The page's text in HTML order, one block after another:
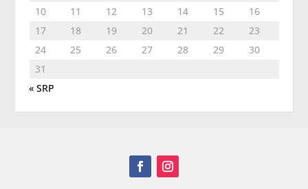
10
11 12 13 14 15
16
17
18 19 20 21 22
23
24
25 26 27 28 29
30
31
« SRP